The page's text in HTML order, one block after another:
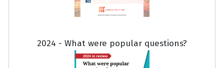
2024 - What were popular questions?